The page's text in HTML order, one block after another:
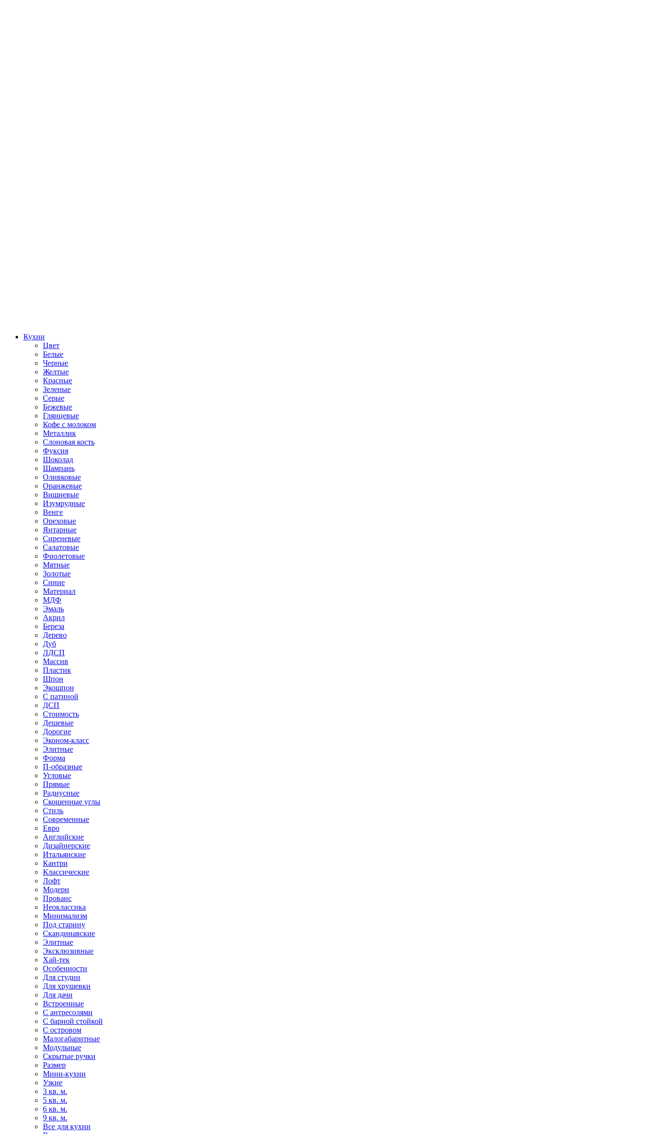
Кухни
Цвет
Белые
Черные
Желтые
Красные
Зеленые
Серые
Бежевые
Глянцевые
Кофе с молоком
Металлик
Слоновая кость
Фуксия
Шоколад
Шампань
Оливковые
Оранжевые
Вишневые
Изумрудные
Венге
Ореховые
Янтарные
Сиреневые
Салатовые
Фиолетовые
Мятные
Золотые
Синие
Материал
МДФ
Эмаль
Акрил
Береза
Дерево
Дуб
ЛДСП
Массив
Пластик
Шпон
Экошпон
С патиной
ДСП
Стоимость
Дешевые
Дорогие
Эконом-класс
Элитные
Форма
П-образные
Угловые
Прямые
Радиусные
Скошенные углы
Стиль
Современные
Евро
Английские
Дизайнерские
Итальянские
Кантри
Классические
Лофт
Модерн
Прованс
Неоклассика
Минимализм
Под старину
Скандинавские
Элитные
Эксклюзивные
Хай-тек
Особенности
Для студии
Для хрущевки
Для дачи
Встроенные
С антресолями
С барной стойкой
С островом
Малогабаритные
Модульные
Скрытые ручки
Размер
Мини-кухни
Узкие
3 кв. м.
5 кв. м.
6 кв. м.
9 кв. м.
Все для кухни